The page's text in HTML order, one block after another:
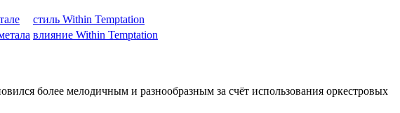
стиль Within Temptation
влияние Within Temptation
более мелодичным и разнообразным за счёт использования оркестровых